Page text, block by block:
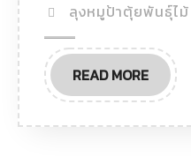
ลุงหมูป้าตุ้ยพันธุ์ไม้
READ MORE